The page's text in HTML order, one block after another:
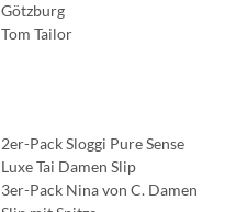
Götzburg
Tom Tailor
2er-Pack Sloggi Pure Sense
Luxe Tai Damen Slip
3er-Pack Nina von C. Damen